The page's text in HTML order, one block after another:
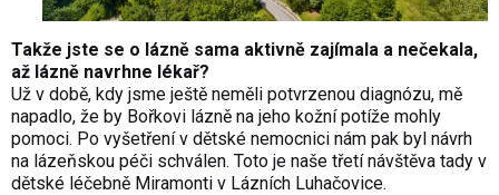
Takže jste se o lázně sama aktivně zajímala a nečekala,
až lázně navrhne lékař?
Už v době, kdy jsme ještě neměli potvrzenou diagnózu, mě
napadlo, že by Bořkovi lázně na jeho kožní potíže mohly
pomoci. Po vyšetření v dětské nemocnici nám pak byl návrh
na lázeňskou péči schválen. Toto je naše třetí návštěva tady v
dětské léčebně Miramonti v Lázních Luhačovice.